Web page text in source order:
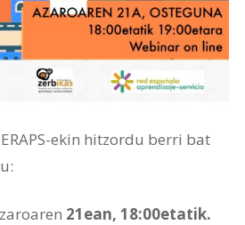
ekin hitzordu berri bat
21ean, 18:00etatik.